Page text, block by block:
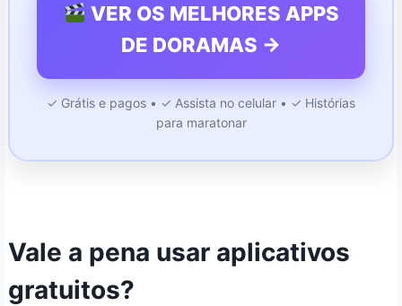
VER OS MELHORES APPS
DE DORAMAS →
✓ Grátis e pagos • ✓ Assista no celular • ✓ Histórias
para maratonar
Vale a pena usar aplicativos
gratuitos?